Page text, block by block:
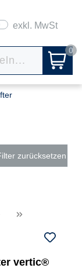
exkl. MwSt
0
zurücksetzen
>>
vertic®